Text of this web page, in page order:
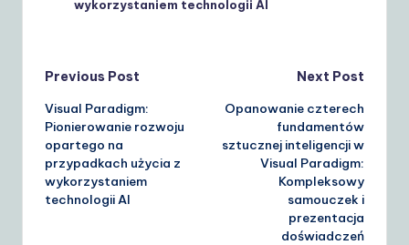
wykorzystaniem technologii AI
Post
navigation
Previous Post
Visual Paradigm:
Pionierowanie rozwoju
opartego na
przypadkach użycia z
wykorzystaniem
technologii AI
Next Post
Opanowanie czterech
fundamentów
sztucznej inteligencji w
Visual Paradigm:
Kompleksowy
samouczek i
prezentacja
doświadczeń